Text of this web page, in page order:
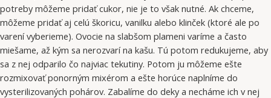
potreby môžeme pridať cukor, nie je to však nutné. Ak chceme,
môžeme pridať aj celú škoricu, vanilku alebo klinček (ktoré ale po
varení vyberieme). Ovocie na slabšom plameni varíme a často
miešame, až kým sa nerozvarí na kašu. Tú potom redukujeme, aby
sa z nej odparilo čo najviac tekutiny. Potom ju môžeme ešte
rozmixovať ponorným mixérom a ešte horúce naplníme do
vysterilizovaných pohárov. Zabalíme do deky a necháme ich v nej